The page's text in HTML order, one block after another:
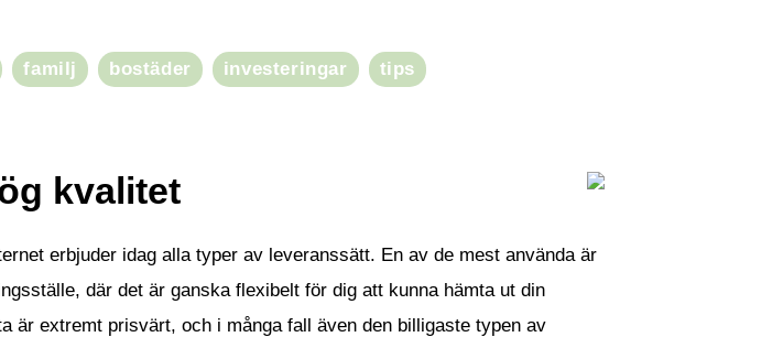
familj bostäder investeringar tips
kvalitet
erbjuder idag alla typer av leveranssätt. En av de mest använda är
där det är ganska flexibelt för dig att kunna hämta ut din
är extremt prisvärt, och i många fall även den billigaste typen av